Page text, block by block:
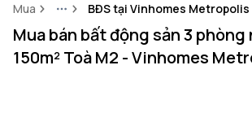
Mua MoreBĐS tại Vinhomes Metropolis
Mua bán bất động sản 3 phòng
150m² Toà M2 - Vinhomes